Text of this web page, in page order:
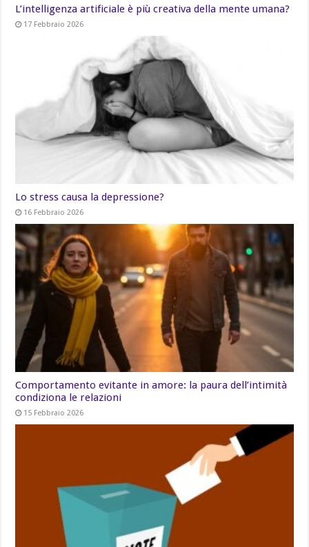
L’intelligenza artificiale è più creativa della mente umana?
17 Febbraio 2026
Lo stress causa la depressione?
16 Febbraio 2026
Comportamento evitante in amore: la paura dell’intimità
condiziona le relazioni
15 Febbraio 2026